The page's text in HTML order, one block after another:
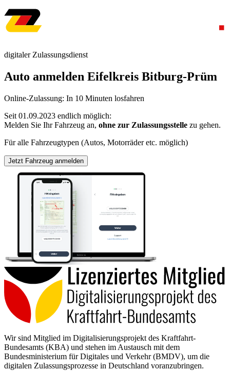
digitaler Zulassungsdienst
Auto anmelden Eifelkreis Bitburg-Prüm
Online-Zulassung: In 10 Minuten losfahren
Seit 01.09.2023 endlich möglich:
Melden Sie Ihr Fahrzeug an, ohne zur Zulassungsstelle zu gehen.
Für alle Fahrzeugtypen (Autos, Motorräder etc. möglich)
Jetzt Fahrzeug anmelden
Wir sind Mitglied im Digitalisierungsprojekt des Kraftfahrt-
Bundesamts (KBA) und stehen im Austausch mit dem
Bundesministerium für Digitales und Verkehr (BMDV), um die
digitalen Zulassungsprozesse in Deutschland voranzubringen.